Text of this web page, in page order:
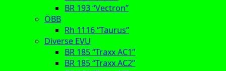
BR 193 “Vectron”
ÖBB
Rh 1116 “Taurus”
Diverse EVU
BR 185 “Traxx AC1”
BR 185 “Traxx AC2”